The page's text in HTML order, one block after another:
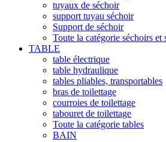
tuyaux de séchoir
support tuyau séchoir
Support de séchoir
Toute la catégorie séchoirs et
TABLE
table électrique
table hydraulique
tables pliables, transportables
bras de toilettage
courroies de toilettage
tabouret de toilettage
Toute la catégorie tables
BAIN